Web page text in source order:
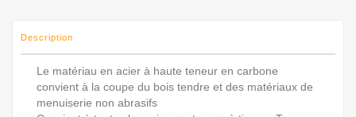
Description
Le matériau en acier à haute teneur en carbone
convient à la coupe du bois tendre et des matériaux de
menuiserie non abrasifs